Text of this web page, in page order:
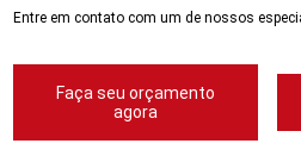
Entre em contato com um de nossos
Faça seu orçamento
agora